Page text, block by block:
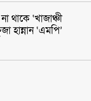
থাকে ‘খাজাঞ্চী
হান্নান ‘এমপি’